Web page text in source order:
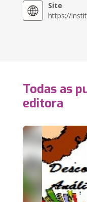
Site
https://
Todas as
editora